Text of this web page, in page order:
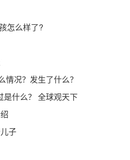
怎么样了?
况？发生了什么？
是什么？ 全球观天下
子